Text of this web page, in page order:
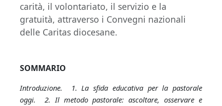
carità, il volontariato, il servizio e la
gratuità, attraverso i Convegni nazionali
delle Caritas diocesane.
SOMMARIO
Introduzione. 1. La sfida educativa per la pastorale
oggi. 2. Il metodo pastorale: ascoltare, osservare e